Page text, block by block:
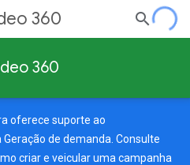
360
360
oferece suporte ao
de demanda. Consulte
criar e veicular uma campanha